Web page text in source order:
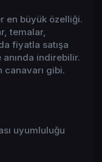
en büyük özelliği.
temalar,
fiyatla satışa
anında indirebilir.
canavarı gibi.
uyumluluğu